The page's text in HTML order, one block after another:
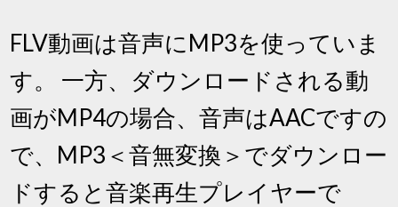
FLV動画は音声にMP3を使っていま
す。 一方、ダウンロードされる動
画がMP4の場合、音声はAACですの
で、MP3＜音無変換＞でダウンロー
ドすると音楽再生プレイヤーで